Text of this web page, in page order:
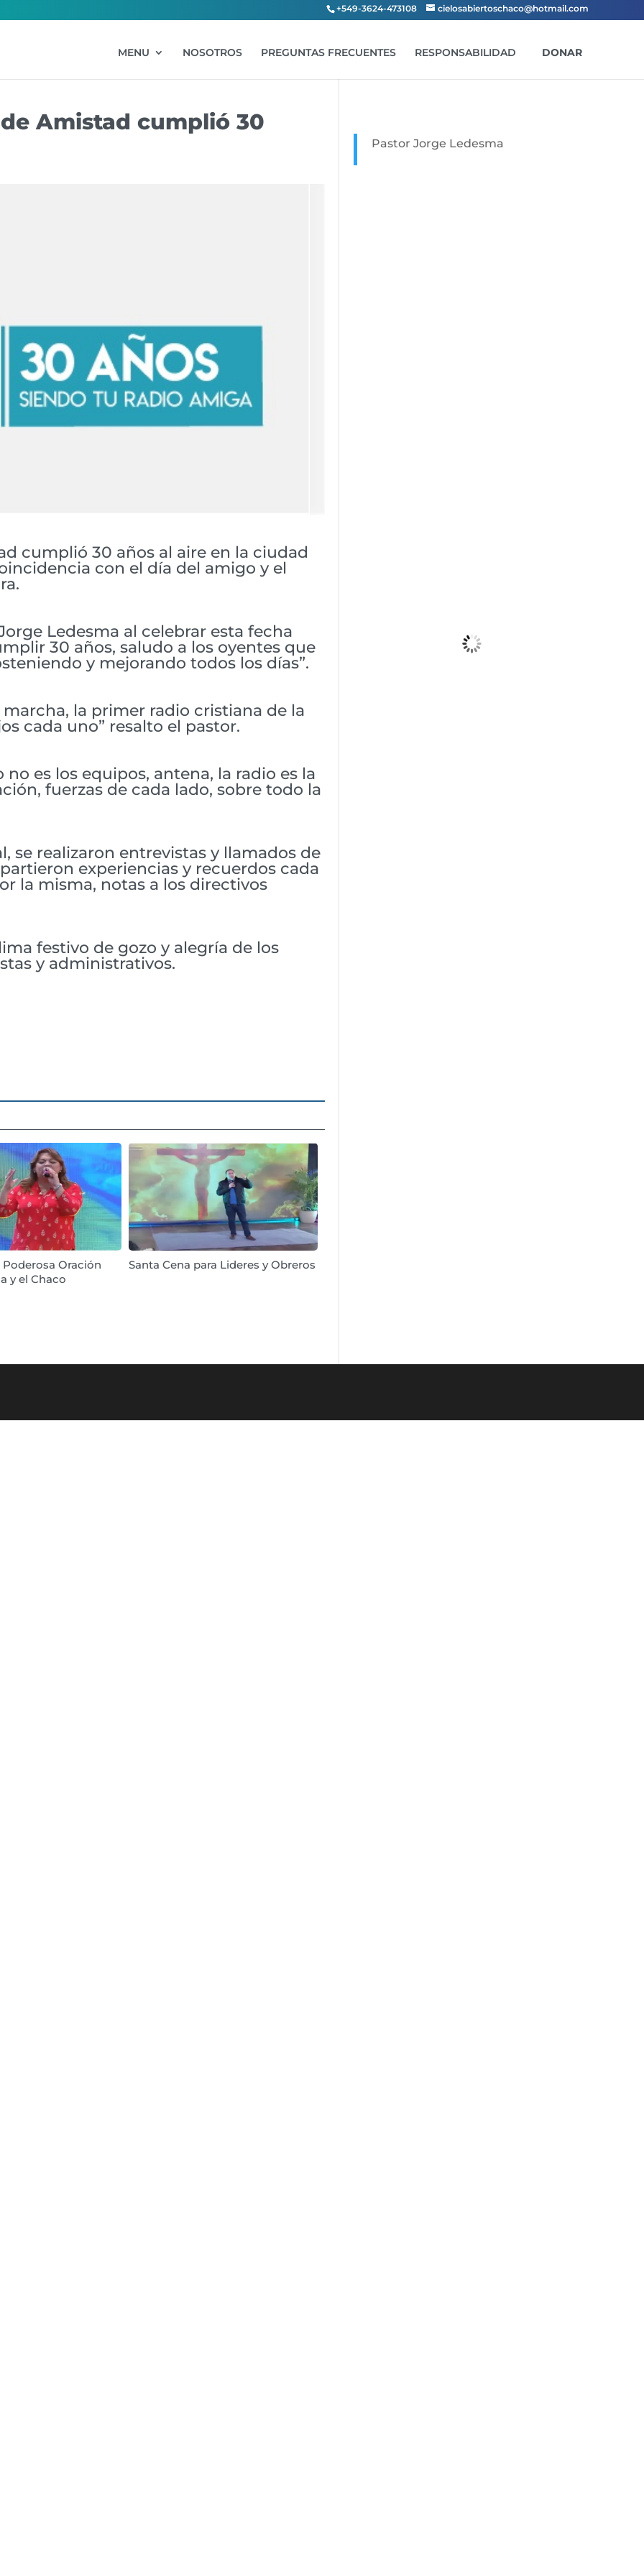
+549-3624-473108 cielosabiertoschaco@hotmail.com
MENU NOSOTROS PREGUNTAS FRECUENTES RESPONSABILIDAD DONAR
Amistad cumplió 30
cumplió 30 años al aire en la ciudad
con el día del amigo y el
Ledesma al celebrar esta fecha
30 años, saludo a los oyentes que
y mejorando todos los días”.
la primer radio cristiana de la
cada uno” resalto el pastor.
es los equipos, antena, la radio es la
fuerzas de cada lado, sobre todo la
se realizaron entrevistas y llamados de
experiencias y recuerdos cada
la misma, notas a los directivos
festivo de gozo y alegría de los
y administrativos.
Oración
y el Chaco
Santa Cena para Lideres y Obreros
Pastor Jorge Ledesma